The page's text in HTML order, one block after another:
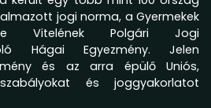
jogi norma, a Gyermekek
Vitelének Polgári Jogi
Hágai Egyezmény. Jelen
és az arra épülő Uniós,
és joggyakorlatot